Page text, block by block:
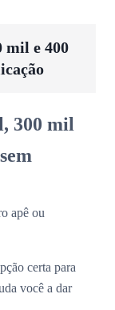
mil e 400
300 mil
apê ou
certa para
você a dar